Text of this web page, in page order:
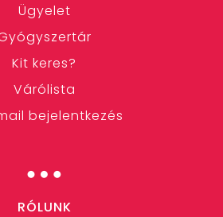
Ügyelet
Kit keres?
Várólista
bejelentkezés
…
RÓLUNK